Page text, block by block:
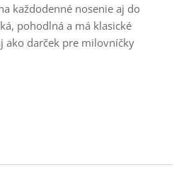
každodenné nosenie aj do
pohodlná a má klasické
ako darček pre milovníčky